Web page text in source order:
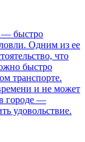
— быстро
Одним из ее
что
быстро
транспорте.
и не может
городе —
удовольствие.